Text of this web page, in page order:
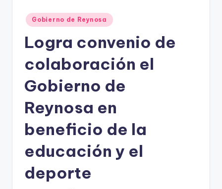
Publicado
en
Gobierno de Reynosa
Logra convenio de
colaboración el
Gobierno de
Reynosa en
beneficio de la
educación y el
deporte